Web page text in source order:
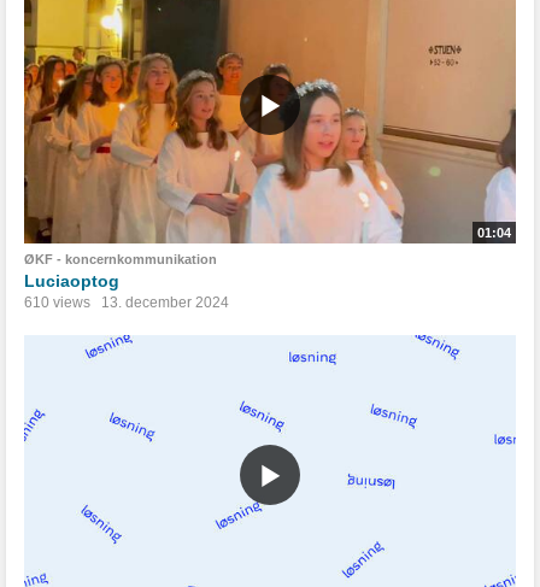
01:04
ØKF - koncernkommunikation
Luciaoptog
610 views 13. december 2024